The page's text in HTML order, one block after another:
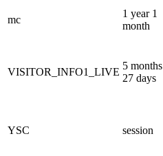
mc
1 year 1
month
VISITOR_INFO1_LIVE
5 months
27 days
YSC session